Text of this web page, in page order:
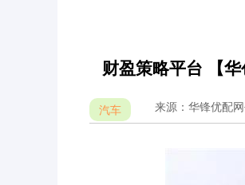
财盈策略平台 【
汽车 来源：华锋优配